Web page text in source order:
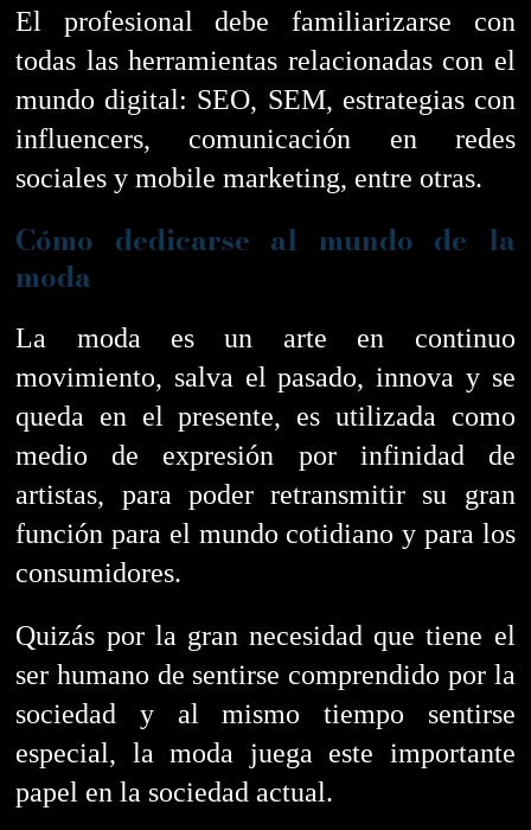
El profesional debe familiarizarse con
todas las herramientas relacionadas con el
mundo digital: SEO, SEM, estrategias con
influencers, comunicación en redes
sociales y mobile marketing, entre otras.
Cómo dedicarse al mundo de la
moda
La moda es un arte en continuo
movimiento, salva el pasado, innova y se
queda en el presente, es utilizada como
medio de expresión por infinidad de
artistas, para poder retransmitir su gran
función para el mundo cotidiano y para los
consumidores.
Quizás por la gran necesidad que tiene el
ser humano de sentirse comprendido por la
sociedad y al mismo tiempo sentirse
especial, la moda juega este importante
papel en la sociedad actual.